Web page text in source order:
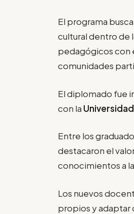
El programa
cultural dentro de
pedagógicos con
comunidades
El diplomado fue
con la
Entre los
destacaron el
conocimientos a
Los nuevos
propios y adaptar